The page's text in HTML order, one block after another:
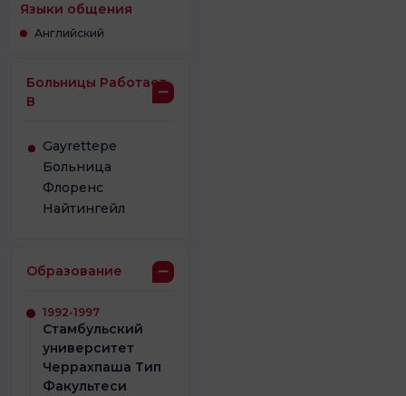
Языки общения
Английский
Больницы Работает
В
Gayrettepe
Больница
Флоренс
Найтингейл
Образование
1992-1997
Стамбульский
университет
Черрахпаша Тип
Факультеси